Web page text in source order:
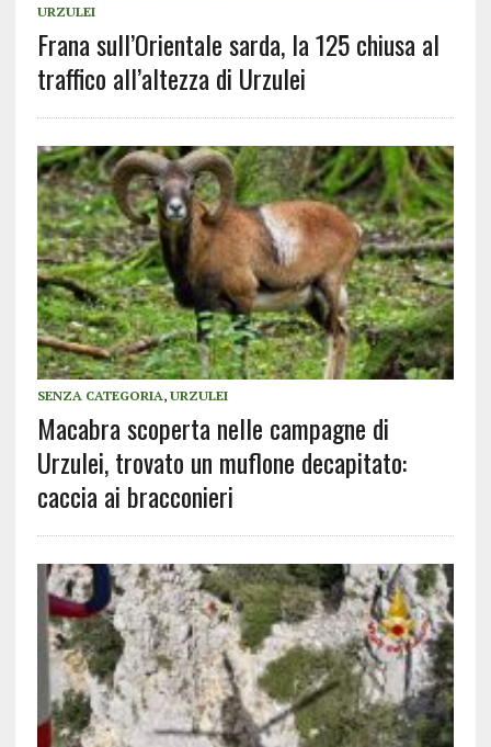
URZULEI
Frana sull’Orientale sarda, la 125 chiusa al
traffico all’altezza di Urzulei
SENZA CATEGORIA, URZULEI
Macabra scoperta nelle campagne di
Urzulei, trovato un muflone decapitato:
caccia ai bracconieri